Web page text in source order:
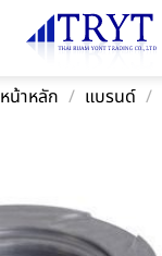
หน้าหลัก / แบรนด์ /